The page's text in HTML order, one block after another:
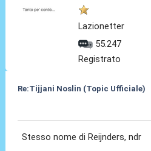
Lazionetter
55.247
Registrato
Re:Tijjani Noslin (Topic Ufficiale)
Stesso nome di Reijnders, ndr